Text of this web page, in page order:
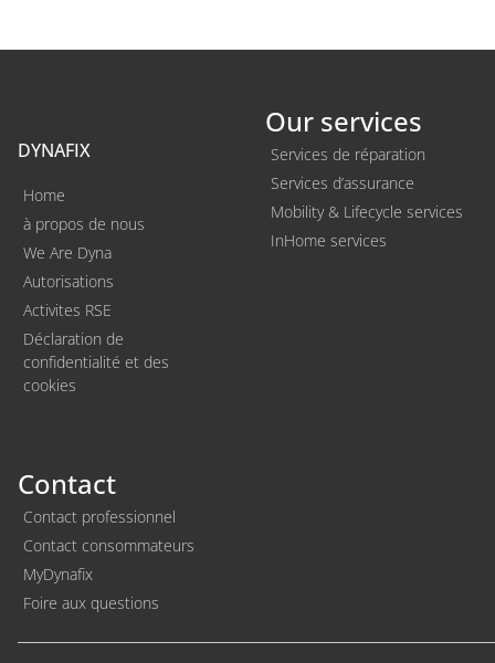
DYNAFIX
Home
à propos de nous
We Are Dyna
Autorisations
Activites RSE
Déclaration de
confidentialité et des
cookies
Our services
Services de réparation
Services d’assurance
Mobility & Lifecycle services
InHome services
Contact
Contact professionnel
Contact consommateurs
MyDynafix
Foire aux questions